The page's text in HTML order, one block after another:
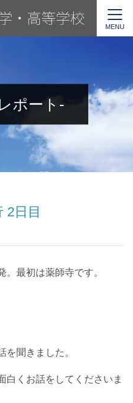
MENU
ポート-
2日目
最初は薬師寺です。
を聞きました。
白くお話をしてくださいま